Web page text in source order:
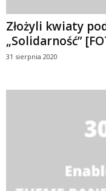
Złożyli kwiaty
„Solidarność”
31 sierpnia 2020